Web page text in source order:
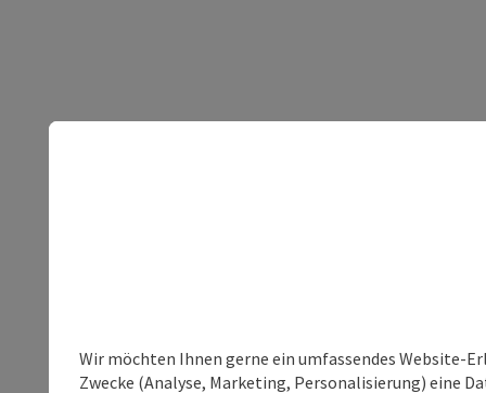
Wir möchten Ihnen gerne ein umfassendes Website-
Zwecke (Analyse, Marketing, Personalisierung) eine